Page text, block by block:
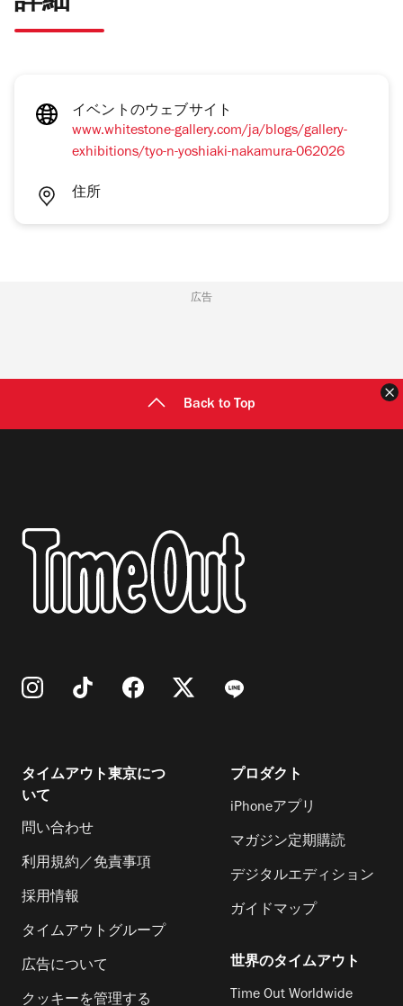
イベントのウェブサイト
www.whitestone-gallery.com/ja/blogs/gallery-
exhibitions/tyo-n-yoshiaki-nakamura-062026
住所
広告
Back to Top
タイムアウト東京につ
いて
問い合わせ
利用規約／免責事項
採用情報
タイムアウトグループ
広告について
クッキーを管理する
プロダクト
iPhoneアプリ
マガジン定期購読
デジタルエディション
ガイドマップ
世界のタイムアウト
Time Out Worldwide